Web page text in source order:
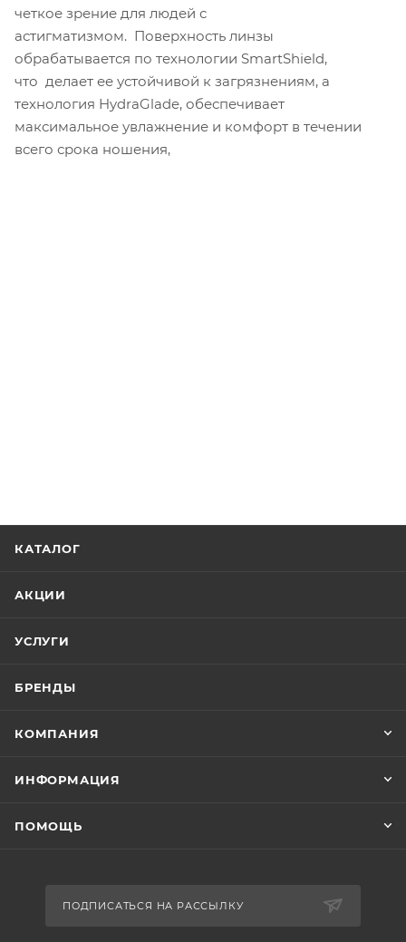
четкое зрение для людей с
астигматизмом. Поверхность линзы
обрабатывается по технологии SmartShield,
что делает ее устойчивой к загрязнениям, а
технология HydraGlade, обеспечивает
максимальное увлажнение и комфорт в течении
всего срока ношения,
КАТАЛОГ
АКЦИИ
УСЛУГИ
БРЕНДЫ
КОМПАНИЯ
ИНФОРМАЦИЯ
ПОМОЩЬ
ПОДПИСАТЬСЯ НА РАССЫЛКУ